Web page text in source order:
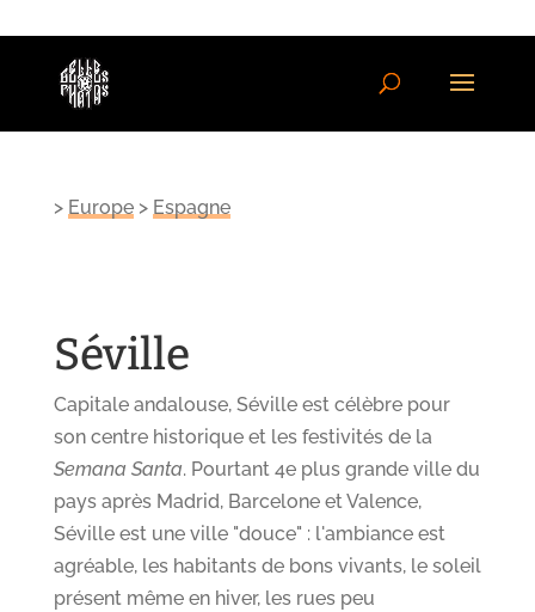
> Europe> Espagne
Séville
Capitale andalouse, Séville est célèbre pour
son centre historique et les festivités de la
Semana Santa. Pourtant 4e plus grande ville du
pays après Madrid, Barcelone et Valence,
Séville est une ville "douce" : l'ambiance est
agréable, les habitants de bons vivants, le soleil
présent même en hiver, les rues peu